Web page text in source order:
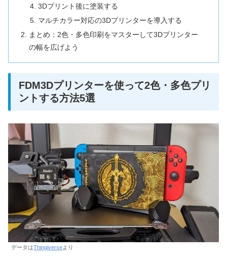
3Dプリント後に塗装する
マルチカラー対応の3Dプリンターを導入する
まとめ：2色・多色印刷をマスターして3Dプリンター
の幅を広げよう
FDM3Dプリンターを使って2色・多色プリ
ントする方法5選
データはThingiverseより